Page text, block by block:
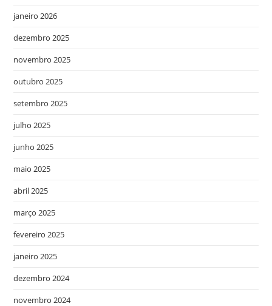
janeiro 2026
dezembro 2025
novembro 2025
outubro 2025
setembro 2025
julho 2025
junho 2025
maio 2025
abril 2025
março 2025
fevereiro 2025
janeiro 2025
dezembro 2024
novembro 2024